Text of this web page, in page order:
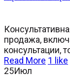
продажа,
консультации,
Read More 1 like
25Июл